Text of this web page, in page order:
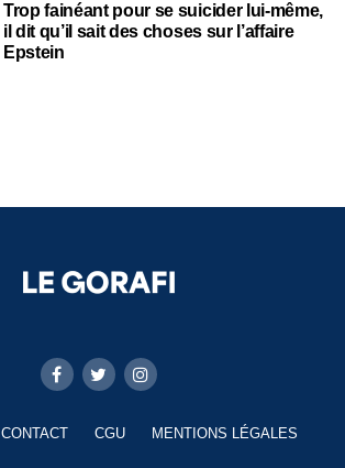
Trop fainéant pour se suicider lui-même,
il dit qu’il sait des choses sur l’affaire
Epstein
CONTACT CGU MENTIONS LÉGALES